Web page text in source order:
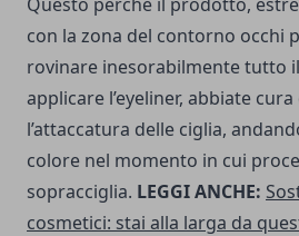
con la zona del contorno occhi
rovinare inesorabilmente tutto
applicare l’eyeliner, abbiate
l’attaccatura delle ciglia,
colore nel momento in cui
sopracciglia. LEGGI ANCHE:
cosmetici: stai alla larga da